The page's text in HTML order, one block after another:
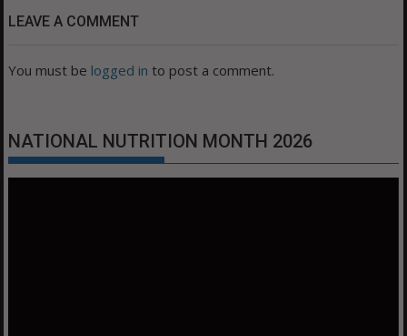
LEAVE A COMMENT
You must be logged in to post a comment.
NATIONAL NUTRITION MONTH 2026